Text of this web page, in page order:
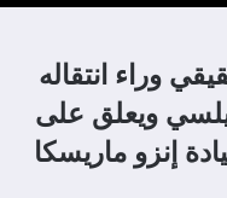
وراء انتقاله
ويعلق على
إنزو ماريسكا